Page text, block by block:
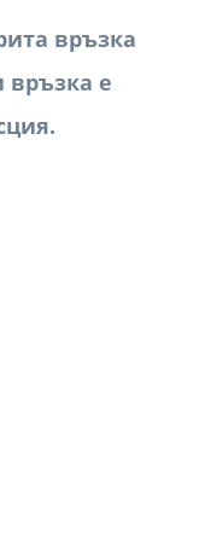
връзка
връзка е